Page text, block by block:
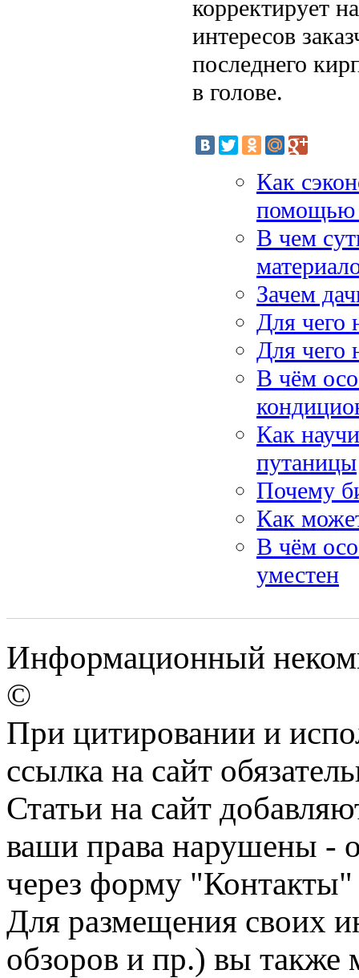
корректирует
интересов
последнего
в голове.
Как
помощью
В чем
Зачем
Для чего
Для чего
В чём
Как
путаницы
Почему
Как
В чём
уместен
Информационный
©
При цитировании и
ссылка на сайт
Статьи на сайт
ваши права нарушены -
через форму "Контакты"
Для размещения своих
обзоров и пр.) вы также